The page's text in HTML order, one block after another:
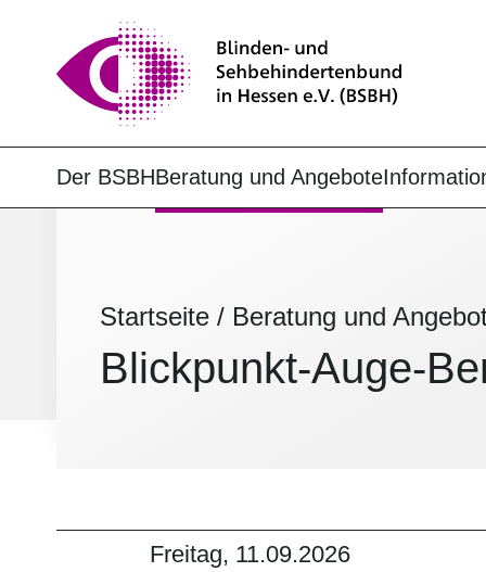
Der BSBHBeratung und Angebote
Startseite / Beratung und
Blickpunkt-Auge-
Freitag, 11.09.2026